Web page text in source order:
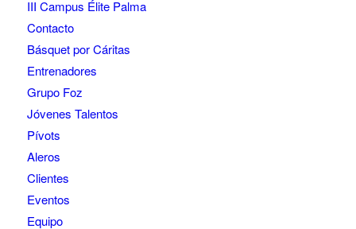
III Campus Élite Palma
Contacto
Básquet por Cáritas
Entrenadores
Grupo Foz
Jóvenes Talentos
Pívots
Aleros
Clientes
Eventos
Equipo